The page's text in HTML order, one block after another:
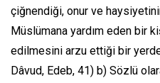
çiğnendiği, onur ve
Müslümana yardım eden bir
edilmesini arzu ettiği bir yerde
Dâvud, Edeb, 41) b) Sözlü